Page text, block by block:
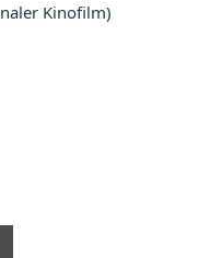
Kinofilm)